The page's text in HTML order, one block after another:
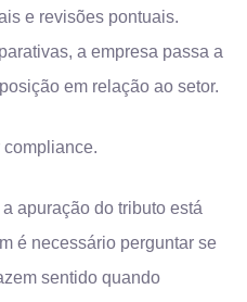
e revisões pontuais.
a empresa passa a
em relação ao setor.
compliance.
apuração do tributo está
é necessário perguntar se
sentido quando